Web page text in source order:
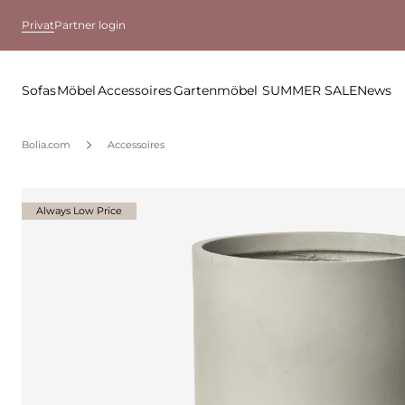
PrivatPartner login
SofasMöbelAccessoiresGartenmöbel SUMMER SALENews
Bolia.com Accessoires
Always Low Price